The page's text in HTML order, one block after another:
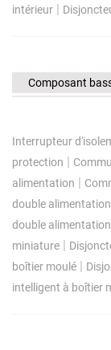
intérieur |
Composant
Interrupteur
protection |
alimentation |
double alimentation
double alimentation
miniature |
boîtier moulé |
intelligent à boîtier